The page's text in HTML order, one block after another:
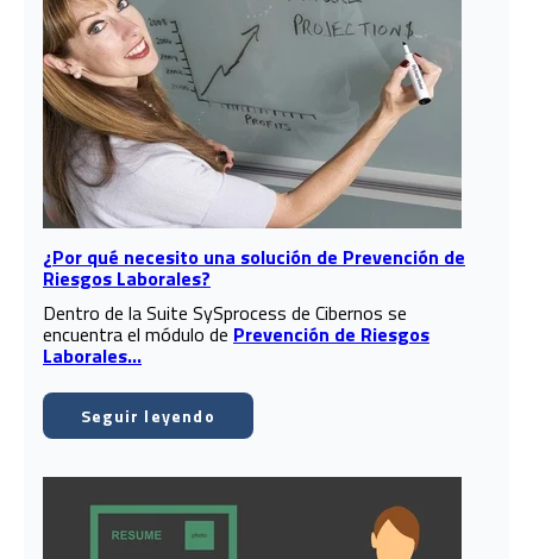
¿Por qué necesito una solución de Prevención de
Riesgos Laborales?
Dentro de la Suite SySprocess de Cibernos se
encuentra el módulo de Prevención de Riesgos
Laborales...
Seguir leyendo